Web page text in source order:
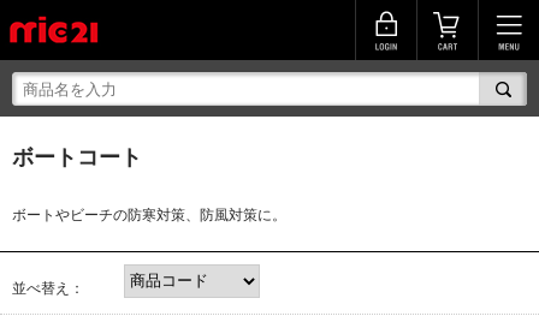
ボートコート
ボートやビーチの防寒対策、防風対策に。
並べ替え：